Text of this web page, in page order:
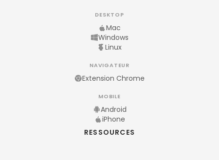
DESKTOP
Mac
Windows
Linux
NAVIGATEUR
Extension Chrome
MOBILE
Android
iPhone
RESSOURCES